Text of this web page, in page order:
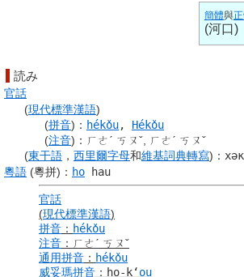
簡體與
(河口)
読み
官話
(現代標準漢語)
(拼音) ： hékǒu, Hékǒu
(注音) ： ㄏㄜˊ ㄎㄡˇ, ㄏㄜˊ ㄎㄡˇ
(東干語 ， 西里爾字母和維基詞典轉寫) ：
粵語 (粵拼) ： ho hau
官話
(現代標準漢語)
拼音 ： hékǒu
注音 ： ㄏㄜˊ ㄎㄡˇ
通用拼音 ： hékǒu
威妥瑪拼音 ： ho-kʻou